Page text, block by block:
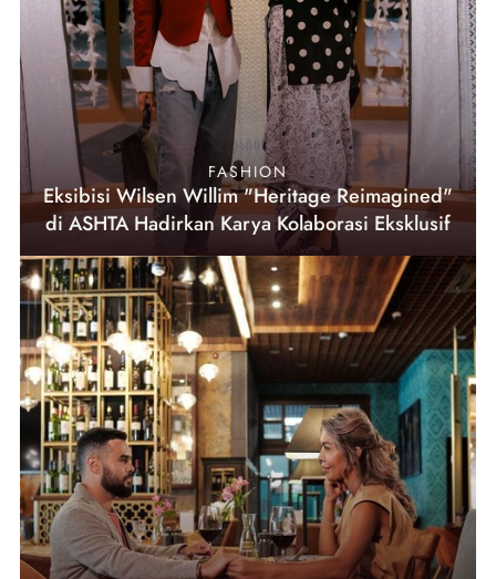
FASHION
Eksibisi Wilsen Willim "Heritage Reimagined"
di ASHTA Hadirkan Karya Kolaborasi Eksklusif